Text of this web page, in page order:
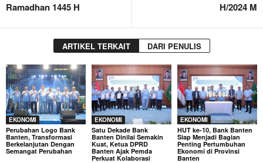
Ramadhan 1445 H
H/2024 M
ARTIKEL TERKAIT DARI PENULIS
EKONOMI
Perubahan Logo Bank
Banten, Transformasi
Berkelanjutan Dengan
Semangat Perubahan
EKONOMI
Satu Dekade Bank
Banten Dinilai Semakin
Kuat, Ketua DPRD
Banten Ajak Pemda
Perkuat Kolaborasi
EKONOMI
HUT ke-10, Bank Banten
Siap Menjadi Bagian
Penting Pertumbuhan
Ekonomi di Provinsi
Banten